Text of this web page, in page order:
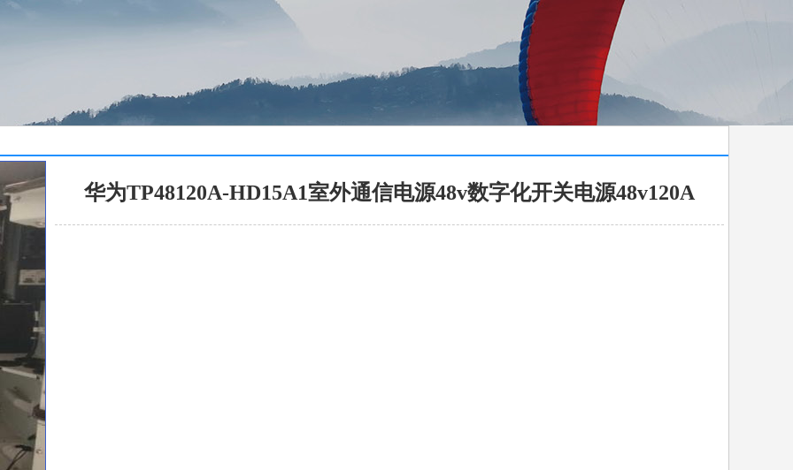
华为TP48120A-HD15A1室外通信电源48v数字化开关电源48v120A